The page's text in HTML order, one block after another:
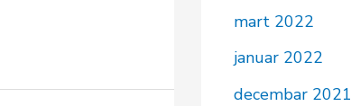
mart 2022
januar 2022
decembar 2021